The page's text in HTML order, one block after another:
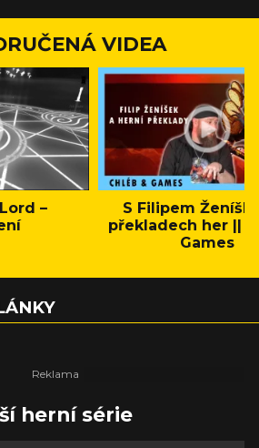
VIDEA
–
S Filipem
překladech her ||
Games
herní série